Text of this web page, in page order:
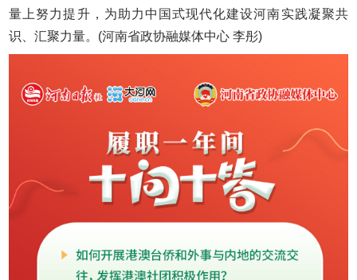
量上努力提升，为助力中国式现代化建设河南实践凝聚共
识、汇聚力量。(河南省政协融媒体中心 李彤)